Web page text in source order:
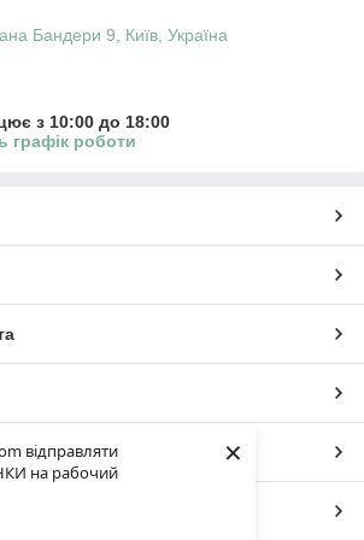
відправляти
на рабочий
×
Бандери 9, Київ, Україна
з 10:00 до 18:00
графік роботи